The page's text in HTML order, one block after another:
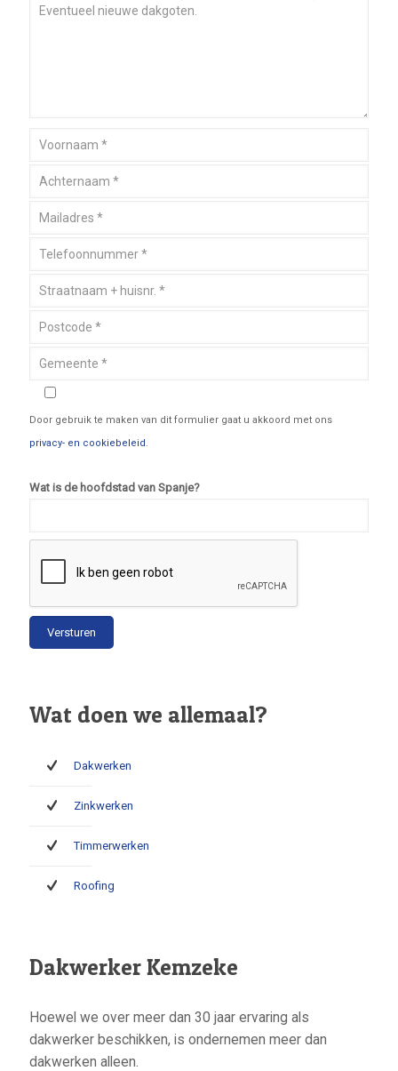
Door gebruik te maken van dit formulier gaat u akkoord met ons
privacy- en cookiebeleid.
Wat is de hoofdstad van Spanje?
Wat doen we allemaal?
Dakwerken
Zinkwerken
Timmerwerken
Roofing
Dakwerker Kemzeke
Hoewel we over meer dan 30 jaar ervaring als
dakwerker beschikken, is ondernemen meer dan
dakwerken alleen.